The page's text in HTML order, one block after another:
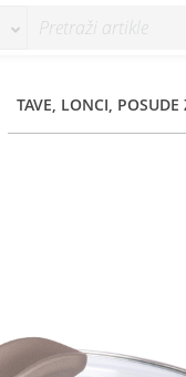
TAVE, LONCI, POSUDE